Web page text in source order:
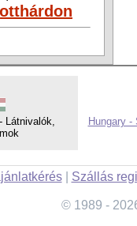
Látnivalók,
Hungary -
| Szállás
© 1989 -